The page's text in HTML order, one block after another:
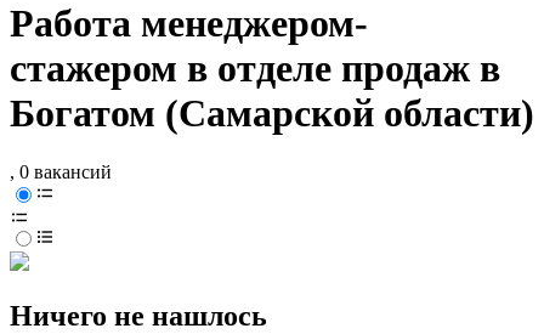
Работа менеджером-
стажером в отделе продаж в
Богатом (Самарской области)
, 0 вакансий
Ничего не нашлось